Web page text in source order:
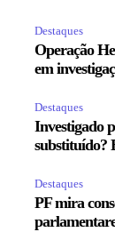
Destaques
Operação
em
Destaques
Investigado
substituído?
Destaques
PF mira